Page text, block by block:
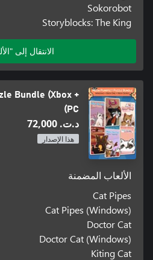
Sokorobot
Storyblocks: The King
الانتقال إلى
Bundle (Xbox +
PC)
د.ت.‏ 72,000
هذا الإصدار
الألعاب المضمنة
Cat Pipes
Cat Pipes (Windows)
Doctor Cat
Doctor Cat (Windows)
Kiting Cat